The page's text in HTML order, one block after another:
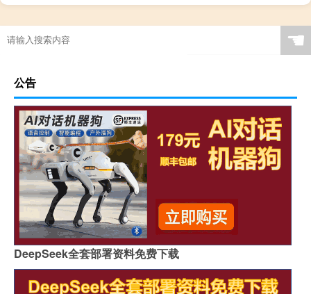
☚
公告
DeepSeek全套部署资料免费下载